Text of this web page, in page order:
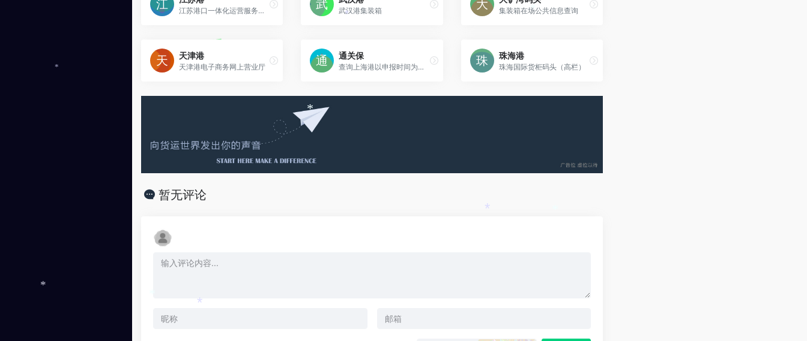
江苏港口一体化运营服务中心 武汉港集装箱 集装箱在场公共信息查询
天津港
天津港电子商务网上营业厅
通关保
查询上海港以申报时间为起始日期的3个月内的报关单数据
珠海港
珠海国际货柜码头（高栏）
暂无评论
*